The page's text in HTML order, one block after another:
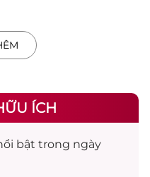
ÍCH
bật trong ngày